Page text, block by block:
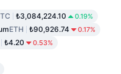
₺3,084,224.10 0.19%
ETH ₺90,926.74 0.17%
₺4.20 0.53%